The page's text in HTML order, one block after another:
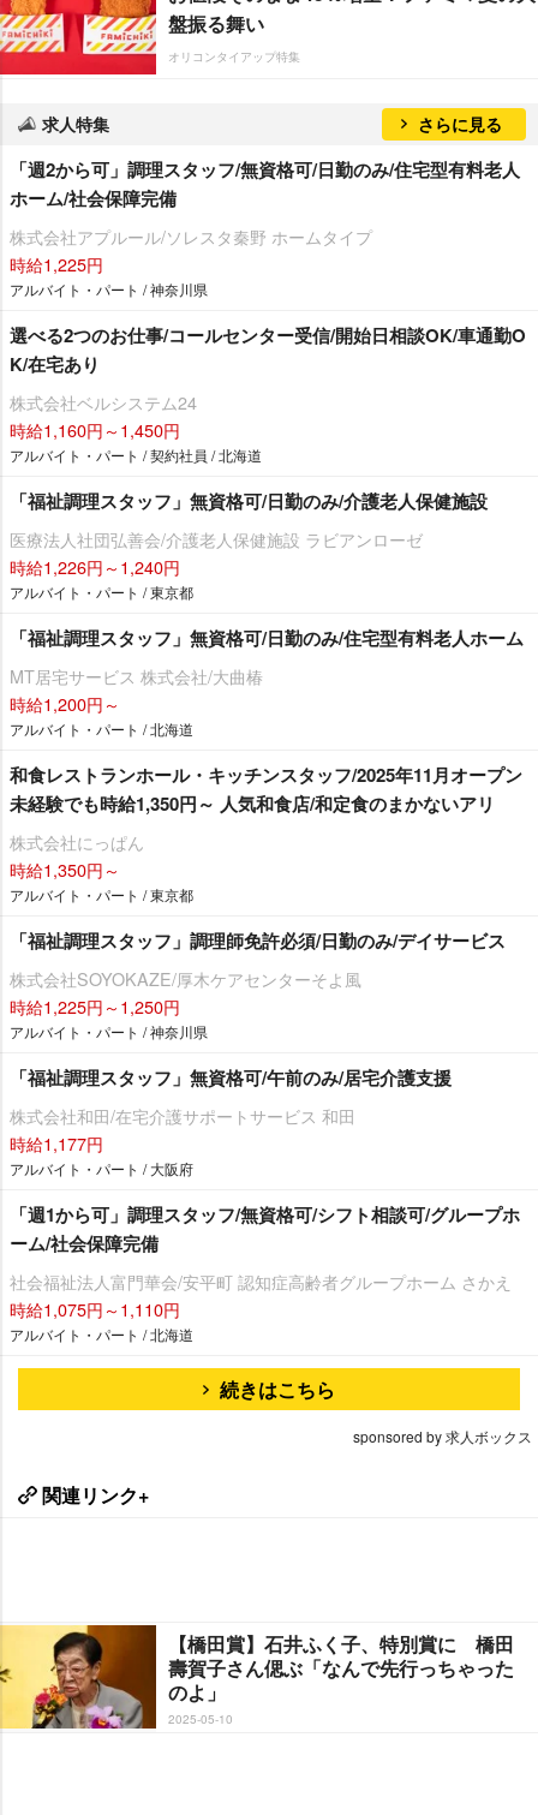
盤振る舞い
オリコンタイアップ特集
求人特集 さらに見る
「週2から可」調理スタッフ/無資格可/日勤のみ/住宅型有料老人
ホーム/社会保障完備
株式会社アプルール/ソレスタ秦野 ホームタイプ
時給1,225円
アルバイト・パート / 神奈川県
選べる2つのお仕事/コールセンター受信/開始日相談OK/車通勤O
K/在宅あり
株式会社ベルシステム24
時給1,160円～1,450円
アルバイト・パート / 契約社員 / 北海道
「福祉調理スタッフ」無資格可/日勤のみ/介護老人保健施設
医療法人社団弘善会/介護老人保健施設 ラビアンローゼ
時給1,226円～1,240円
アルバイト・パート / 東京都
「福祉調理スタッフ」無資格可/日勤のみ/住宅型有料老人ホーム
MT居宅サービス 株式会社/大曲椿
時給1,200円～
アルバイト・パート / 北海道
和食レストランホール・キッチンスタッフ/2025年11月オープン
未経験でも時給1,350円～ 人気和食店/和定食のまかないアリ
株式会社にっぱん
時給1,350円～
アルバイト・パート / 東京都
「福祉調理スタッフ」調理師免許必須/日勤のみ/デイサービス
株式会社SOYOKAZE/厚木ケアセンターそよ風
時給1,225円～1,250円
アルバイト・パート / 神奈川県
「福祉調理スタッフ」無資格可/午前のみ/居宅介護支援
株式会社和田/在宅介護サポートサービス 和田
時給1,177円
アルバイト・パート / 大阪府
「週1から可」調理スタッフ/無資格可/シフト相談可/グループホ
ーム/社会保障完備
社会福祉法人富門華会/安平町 認知症高齢者グループホーム さかえ
時給1,075円～1,110円
アルバイト・パート / 北海道
続きはこちら
sponsored by 求人ボックス
関連リンク+
【橋田賞】石井ふく子、特別賞に 橋田
壽賀子さん偲ぶ「なんで先行っちゃった
のよ」
2025-05-10